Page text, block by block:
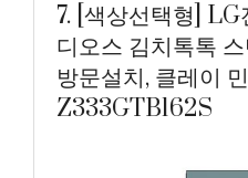
7. [색상선택형] LG
디오스 김치톡톡
방문설치, 클레이
Z333GTB162S